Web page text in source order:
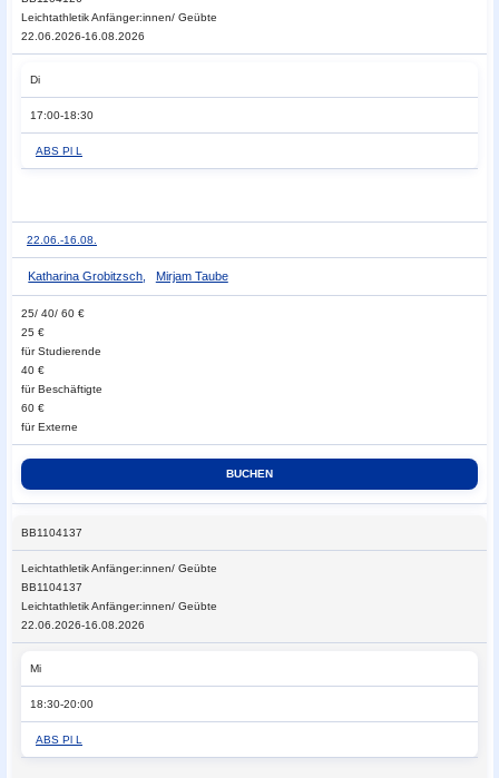
Leichtathletik Anfänger:innen/ Geübte
22.06.2026-16.08.2026
Di
17:00-18:30
ABS Pl L
22.06.-16.08.
Katharina Grobitzsch, Mirjam Taube
25/ 40/ 60 €
25 €
für Studierende
40 €
für Beschäftigte
60 €
für Externe
BB1104137
LeichtathletikAnfänger:innen/ Geübte
BB1104137
Leichtathletik Anfänger:innen/ Geübte
22.06.2026-16.08.2026
Mi
18:30-20:00
ABS Pl L